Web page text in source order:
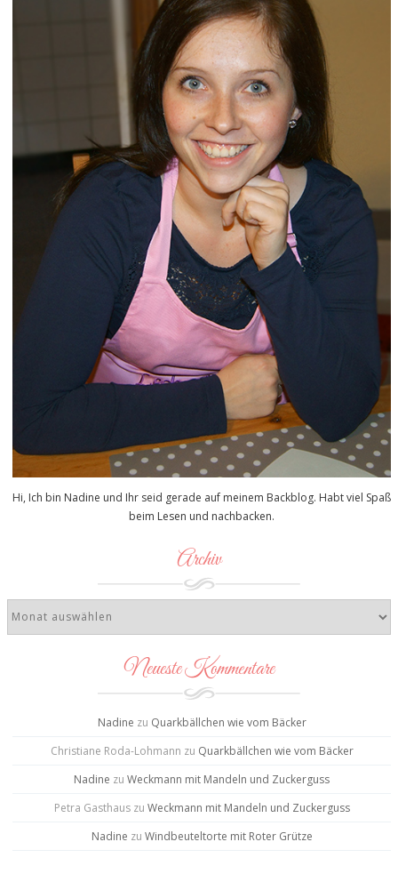
Hi, Ich bin Nadine und Ihr seid gerade auf meinem Backblog. Habt viel Spaß
beim Lesen und nachbacken.
Archiv
Neueste Kommentare
Nadine zu Quarkbällchen wie vom Bäcker
Christiane Roda-Lohmann zu Quarkbällchen wie vom Bäcker
Nadine zu Weckmann mit Mandeln und Zuckerguss
Petra Gasthauszu Weckmann mit Mandeln und Zuckerguss
Nadine zu Windbeuteltorte mit Roter Grütze